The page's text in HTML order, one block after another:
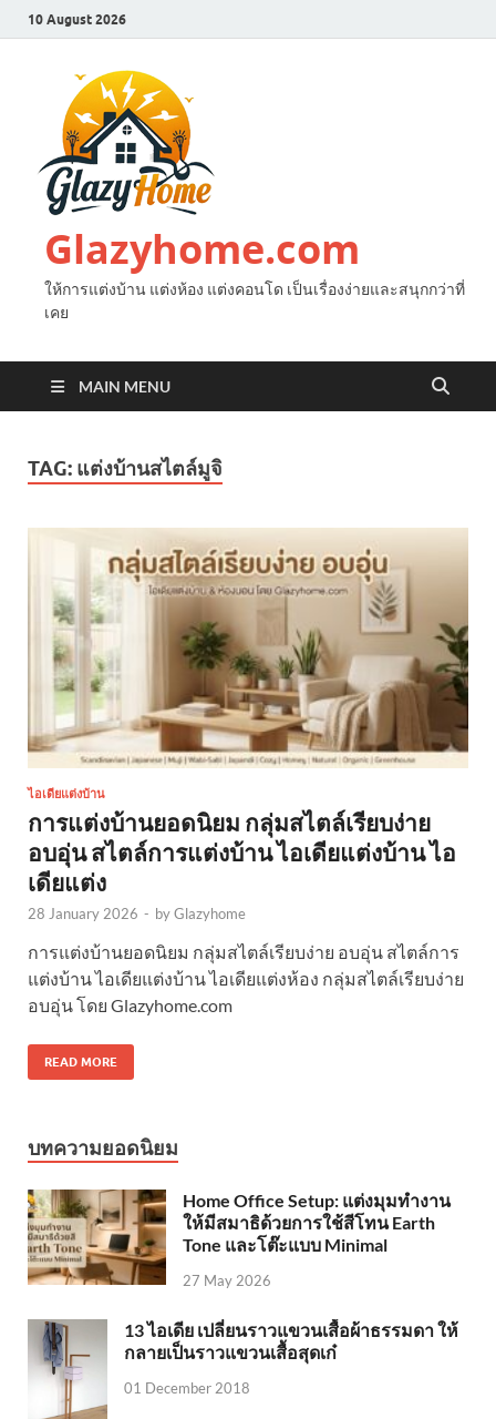
10 August 2026
Glazyhome.com
ให้การแต่งบ้าน แต่งห้อง แต่งคอนโด เป็นเรื่องง่ายและสนุกกว่าที่
เคย
MAIN MENU
TAG: แต่งบ้านสไตล์มูจิ
ไอเดียแต่งบ้าน
การแต่งบ้านยอดนิยม กลุ่มสไตล์เรียบง่าย
อบอุ่น สไตล์การแต่งบ้าน ไอเดียแต่งบ้าน ไอ
เดียแต่ง
28 January 2026 - byGlazyhome
การแต่งบ้านยอดนิยม กลุ่มสไตล์เรียบง่าย อบอุ่น สไตล์การ
แต่งบ้าน ไอเดียแต่งบ้าน ไอเดียแต่งห้อง กลุ่มสไตล์เรียบง่าย
อบอุ่น โดย Glazyhome.com
READ MORE
บทความยอดนิยม
Home Office Setup: แต่งมุมทำงาน
ให้มีสมาธิด้วยการใช้สีโทน Earth
Tone และโต๊ะแบบ Minimal
27 May 2026
13 ไอเดีย เปลี่ยนราวแขวนเสื้อผ้าธรรมดา ให้
กลายเป็นราวแขวนเสื้อสุดเก๋
01 December 2018